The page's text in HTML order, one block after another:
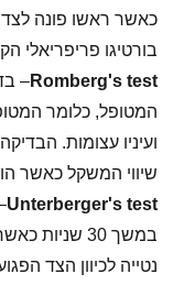
כאשר ראשו פונה
בורטיגו פריפריאלי
Romberg's test
–
המטופל, כלומר
ועיניו עצומות.
שיווי המשקל כאשר
Unterberger's test
במשך 30
נטייה לכיוון הצד